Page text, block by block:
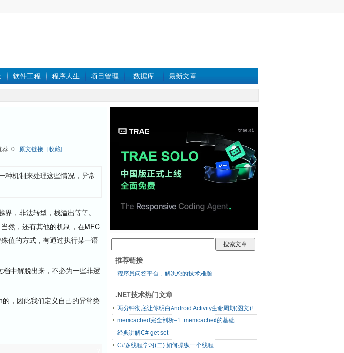
软件工程 程序人生 项目管理 数据库 最新文章
荐: 0 原文链接 [收藏]
种机制来处理这些情况，异常
，非法转型，栈溢出等等。
然，还有其他的机制，在MFC
值的方式，有通过执行某一语
中解脱出来，不必为一些非逻
，因此我们定义自己的异常类
推荐链接
程序员问答平台，解决您的技术难题
.NET技术热门文章
两分钟彻底让你明白Android Activity生命周期(图文)!
memcached完全剖析–1. memcached的基础
经典讲解C# get set
C#多线程学习(二) 如何操纵一个线程